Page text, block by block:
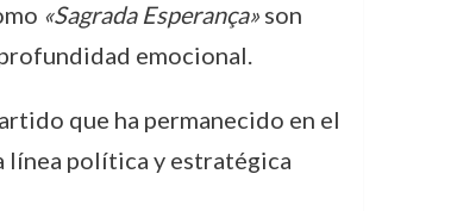
«Sagrada Esperança»son
emocional.
que ha permanecido en el
línea política y estratégica